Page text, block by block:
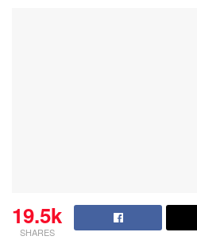
19.5k
SHARES